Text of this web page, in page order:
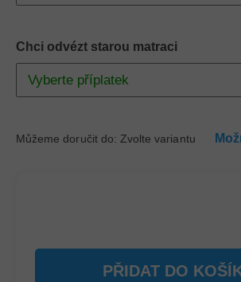
Chci odvézt starou matraci
Můžeme doručit do: Zvolte variantu
PŘIDAT DO